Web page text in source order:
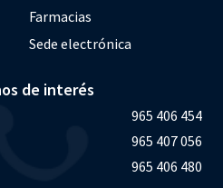
Farmacias
Sede electrónica
de interés
965 406 454
965 407 056
965 406 480